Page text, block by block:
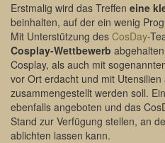
Erstmalig wird das Treffen eine
beinhalten, auf der ein wenig
Mit Unterstützung des CosDay-
Cosplay-Wettbewerb
Cosplay, als auch mit
vor Ort erdacht und mit
zusammengestellt werden soll. Ein
ebenfalls angeboten und das
Stand zur Verfügung stellen, an
ablichten lassen kann.